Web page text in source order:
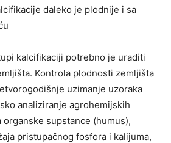
daleko je plodnije i sa
kalcifikaciji potrebno je uraditi
Kontrola plodnosti zemljišta
uzimanje uzoraka
analiziranje agrohemijskih
supstance (humus),
pristupačnog fosfora i kalijuma,